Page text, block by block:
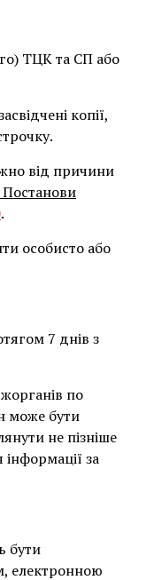
ТЦК та СП або
копії,
від причини
.
особисто або
7 днів з
по
може бути
не пізніше
за
бути
електронною